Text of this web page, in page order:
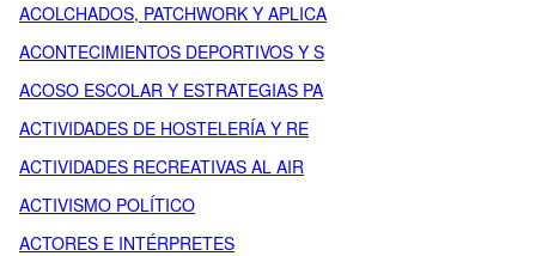
ACOLCHADOS, PATCHWORK Y APLICA
ACONTECIMIENTOS DEPORTIVOS Y S
ACOSO ESCOLAR Y ESTRATEGIAS PA
ACTIVIDADES DE HOSTELERÍA Y RE
ACTIVIDADES RECREATIVAS AL AIR
ACTIVISMO POLÍTICO
ACTORES E INTÉRPRETES